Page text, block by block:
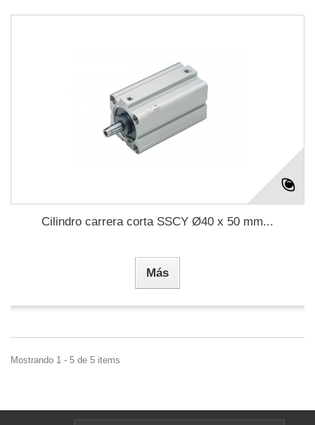
Cilindro carrera corta SSCY Ø40 x 50 mm...
Más
Mostrando 1 - 5 de 5 items